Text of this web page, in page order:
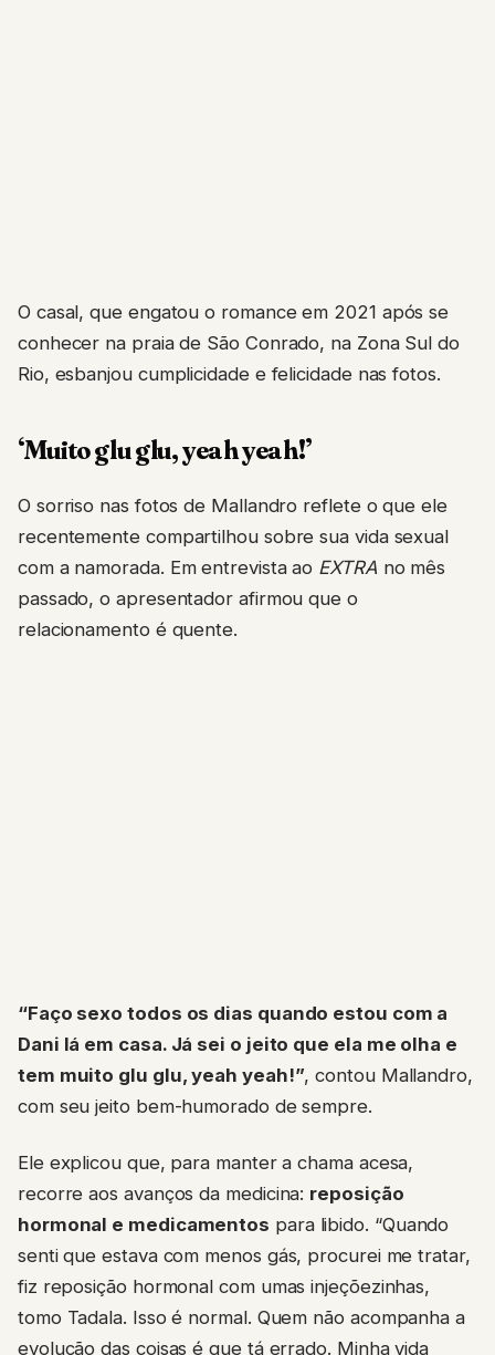
O casal, que engatou o romance em 2021 após se
conhecer na praia de São Conrado, na Zona Sul do
Rio, esbanjou cumplicidade e felicidade nas fotos.
‘Muito glu glu, yeah yeah!’
O sorriso nas fotos de Mallandro reflete o que ele
recentemente compartilhou sobre sua vida sexual
com a namorada. Em entrevista ao EXTRA no mês
passado, o apresentador afirmou que o
relacionamento é quente.
“Faço sexo todos os dias quando estou com a
Dani lá em casa. Já sei o jeito que ela me olha e
tem muito glu glu, yeah yeah!”, contou Mallandro,
com seu jeito bem-humorado de sempre.
Ele explicou que, para manter a chama acesa,
recorre aos avanços da medicina: reposição
hormonal e medicamentos para libido. “Quando
senti que estava com menos gás, procurei me tratar,
fiz reposição hormonal com umas injeçõezinhas,
tomo Tadala. Isso é normal. Quem não acompanha a
evolução das coisas é que tá errado. Minha vida